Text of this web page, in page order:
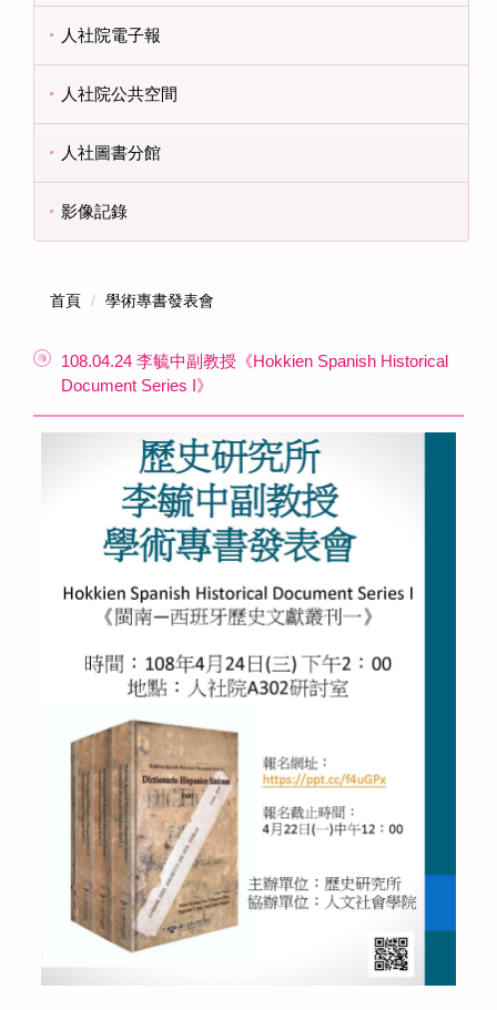
人社院電子報
人社院公共空間
人社圖書分館
影像記錄
首頁 學術專書發表會
108.04.24 李毓中副教授《Hokkien Spanish Historical
Document Series I》